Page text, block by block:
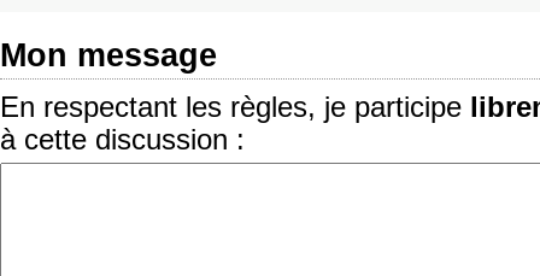
Mon message
En respectant les règles, je participe
à cette discussion :